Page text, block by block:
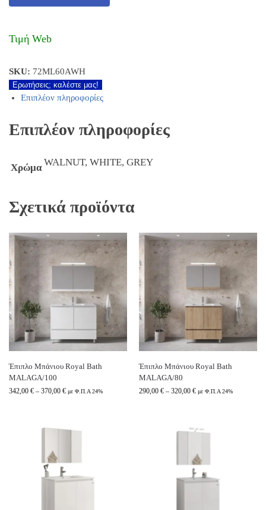
Τιμή Web
SKU: 72ML60AWH
Ερωτήσεις; καλέστε μας!
Επιπλέον πληροφορίες
Επιπλέον πληροφορίες
Χρώμα WALNUT, WHITE, GREY
Σχετικά προϊόντα
Έπιπλο Μπάνιου Royal Bath
MALAGA/100
342,00 € – 370,00 € με Φ.Π.Α 24%
Έπιπλο Μπάνιου Royal Bath
MALAGA/80
290,00 € – 320,00 € με Φ.Π.Α 24%